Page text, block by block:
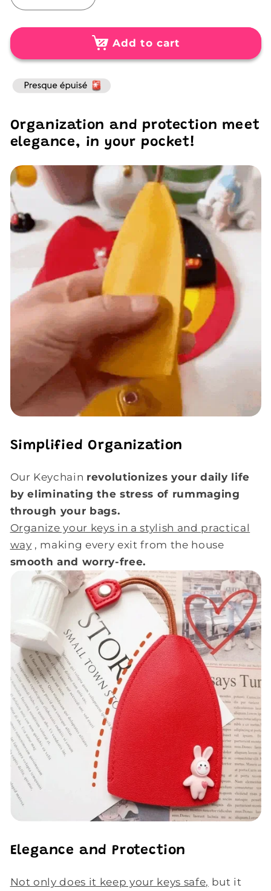
quantity
for
Anti-
Keychain
quantity
for
Chic
Anti-
Keychain
Add to cart
Organization and protection meet
elegance, in your pocket!
Simplified Organization
Our Keychain revolutionizes your daily life
by eliminating the stress of rummaging
through your bags.
Organize your keys in a stylish and practical
way , making every exit from the house
smooth and worry-free.
Elegance and Protection
Not only does it keep your keys safe, but it